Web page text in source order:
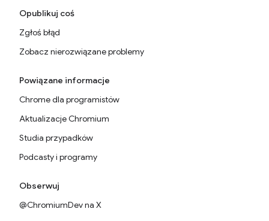
Opublikuj coś
Zgłoś błąd
Zobacz nierozwiązane problemy
Powiązane informacje
Chrome dla programistów
Aktualizacje Chromium
Studia przypadków
Podcasty i programy
Obserwuj
@ChromiumDev na X